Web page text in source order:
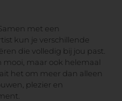
met een
kun je verschillende
die volledig bij jou past.
mooi, maar ook helemaal
het om meer dan alleen
plezier en